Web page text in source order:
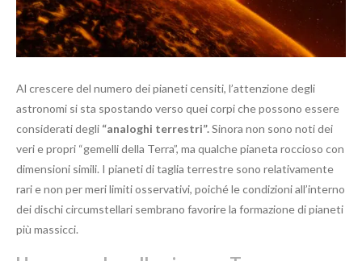
Al crescere del numero dei pianeti censiti, l’attenzione degli
astronomi si sta spostando verso quei corpi che possono essere
considerati degli “analoghi terrestri”.Sinora non sono noti dei
veri e propri “gemelli della Terra”, ma qualche pianeta roccioso con
dimensioni simili. I pianeti di taglia terrestre sono relativamente
rari e non per meri limiti osservativi, poiché le condizioni all’interno
dei dischi circumstellari sembrano favorire la formazione di pianeti
più massicci.